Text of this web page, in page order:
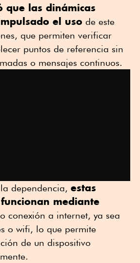
que las dinámicas
el uso de este
que permiten verificar
puntos de referencia sin
o mensajes continuos.
dependencia, estas
mediante
o conexión a internet, ya sea
o wifi, lo que permite
de un dispositivo